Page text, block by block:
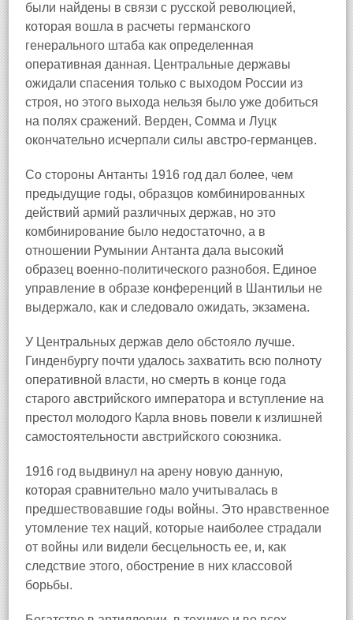
были найдены в связи с русской революцией,
которая вошла в расчеты германского
генерального штаба как определенная
оперативная данная. Центральные державы
ожидали спасения только с выходом России из
строя, но этого выхода нельзя было уже добиться
на полях сражений. Верден, Сомма и Луцк
окончательно исчерпали силы австро-германцев.
Со стороны Антанты 1916 год дал более, чем
предыдущие годы, образцов комбинированных
действий армий различных держав, но это
комбинирование было недостаточно, а в
отношении Румынии Антанта дала высокий
образец военно-политического разнобоя. Единое
управление в образе конференций в Шантильи не
выдержало, как и следовало ожидать, экзамена.
У Центральных держав дело обстояло лучше.
Гинденбургу почти удалось захватить всю полноту
оперативной власти, но смерть в конце года
старого австрийского императора и вступление на
престол молодого Карла вновь повели к излишней
самостоятельности австрийского союзника.
1916 год выдвинул на арену новую данную,
которая сравнительно мало учитывалась в
предшествовавшие годы войны. Это нравственное
утомление тех наций, которые наиболее страдали
от войны или видели бесцельность ее, и, как
следствие этого, обострение в них классовой
борьбы.